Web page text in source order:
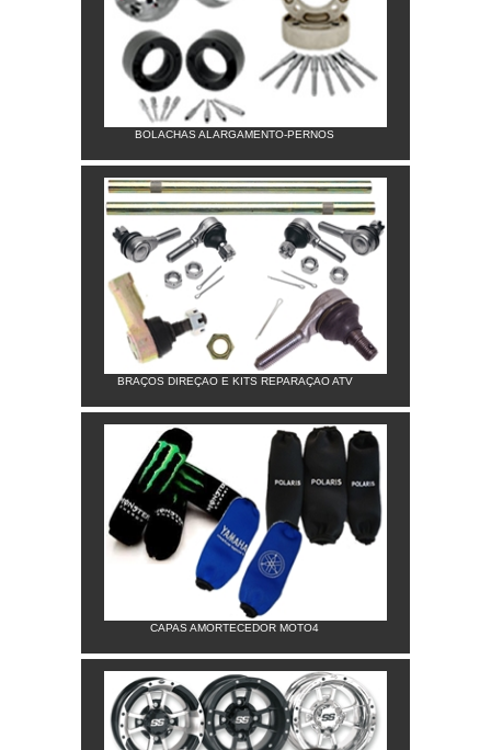
BOLACHAS ALARGAMENTO-PERNOS
BRAÇOS DIREÇAO E KITS REPARAÇAO ATV
CAPAS AMORTECEDOR MOTO4